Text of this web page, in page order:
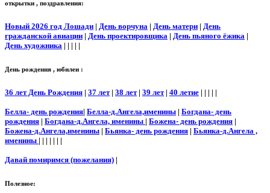
открытки , поздравления:
Новый 2026 год Лошади | День ворчуна | День матери | День
гражданской авиации | День проектировщика | День пьяного ёжика |
День художника | | | | |
День рождения , юбилеи :
36 лет День Рождения | 37 лет| 38 лет| 39 лет| 40 летие | | | | |
Белла- день рождения| Белла-д.Ангела,именины | Богдана- день
рождения | Богдана-д.Ангела, именины | Божена- день рождения |
Божена-д.Ангела,именины | Бьянка- день рождения | Бьянка-д.Ангела ,
именины | | | | | | |
Давай помиримся (пожелания) |
Полезное: